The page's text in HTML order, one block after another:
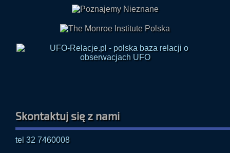
Skontaktuj się z nami
tel 32 7460008